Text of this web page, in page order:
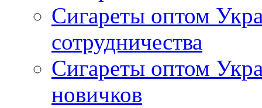
Сигареты оптом
сотрудничества
Сигареты оптом
новичков